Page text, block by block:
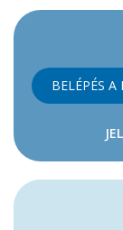
BELÉPÉS A